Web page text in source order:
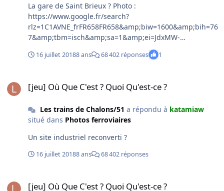
La gare de Saint Brieux ? Photo :
https://www.google.fr/search?
rlz=1C1AVNE_frFR658FR658&amp;biw=1600&amp;bih=76
7&amp;tbm=isch&amp;sa=1&amp;ei=JdxMW-
3oMseVgAaWkar4DQ&amp;q=toboggan+à+charbon&am
p;oq=toboggan+à+charbon&amp;gs_l=img.3...12684.189
WBBZg#imgrc=xkPDTwe1D1QM7M: Article:
0561.html
16 juillet 20188 ans 68 402 réponses 1
[jeu] Où Que C'est ? Quoi Qu'est-ce ?
Les trains de Chalons/51 a répondu à katamiaw
situé dans Photos ferroviaires
Un site industriel reconverti ?
16 juillet 20188 ans 68 402 réponses
[jeu] Où Que C'est ? Quoi Qu'est-ce ?